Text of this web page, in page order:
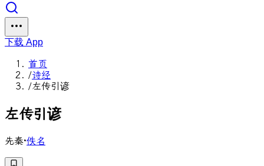
下载 App
首页
/诗经
/左传引谚
左传引 谚
先秦·佚名